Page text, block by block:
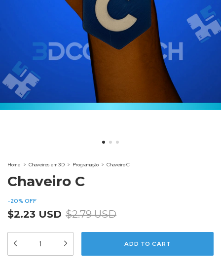
Home > Chaveiros em 3D > Programação > Chaveiro C
Chaveiro C
-20%OFF
$2.23 USD $2.79 USD